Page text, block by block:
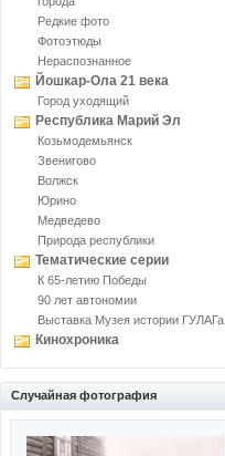
Редкие фото
Фотоэтюды
Нераспознанное
Йошкар-Ола 21 века
Город уходящий
Республика Марий Эл
Козьмодемьянск
Звенигово
Волжск
Юрино
Медведево
Природа республики
Тематические серии
К 65-летию Победы
90 лет автономии
Выставка Музея истории ГУЛАГа
Кинохроника
Случайная фотография